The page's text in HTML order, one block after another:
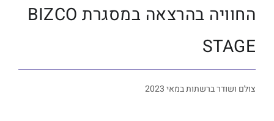
החוויה בהרצאה במסגרת BIZCO
STAGE
צולם ושודר ברשתות במאי 2023